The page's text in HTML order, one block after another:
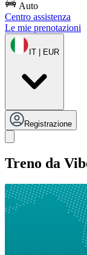
Auto
Centro assistenza
Le mie prenotazioni
IT | EUR
Registrazione
Treno da